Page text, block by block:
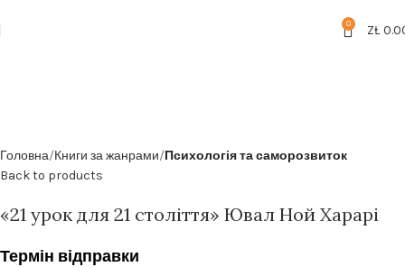
0 ZŁ
Головна Книги за жанрами Психологія та саморозвиток
Back to products
«21 урок для 21 століття» Ювал Ной Харарі
Термін відправки